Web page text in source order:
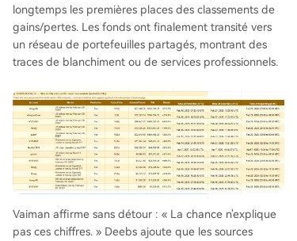
longtemps les premières places des classements de
gains/pertes. Les fonds ont finalement transité vers
un réseau de portefeuilles partagés, montrant des
traces de blanchiment ou de services professionnels.
Vaiman affirme sans détour : « La chance n'explique
pas ces chiffres. » Deebs ajoute que les sources